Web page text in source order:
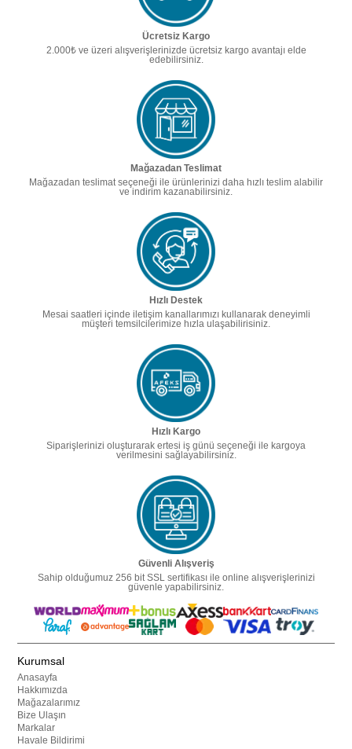
Ücretsiz Kargo
2.000₺ ve üzeri alışverişlerinizde ücretsiz kargo avantajı elde
edebilirsiniz.
Mağazadan Teslimat
Mağazadan teslimat seçeneği ile ürünlerinizi daha hızlı teslim alabilir
ve indirim kazanabilirsiniz.
Hızlı Destek
Mesai saatleri içinde iletişim kanallarımızı kullanarak deneyimli
müşteri temsilcilerimize hızla ulaşabilirisiniz.
Hızlı Kargo
Siparişlerinizi oluşturarak ertesi iş günü seçeneği ile kargoya
verilmesini sağlayabilirsiniz.
Güvenli Alışveriş
Sahip olduğumuz 256 bit SSL sertifikası ile online alışverişlerinizi
güvenle yapabilirsiniz.
Kurumsal
Anasayfa
Hakkımızda
Mağazalarımız
Bize Ulaşın
Markalar
Havale Bildirimi